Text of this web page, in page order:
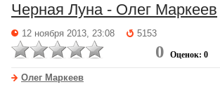
Черная Луна - Олег Маркеев
12 ноября 2013, 23:08 5153
0 Оценок: 0
Олег Маркеев